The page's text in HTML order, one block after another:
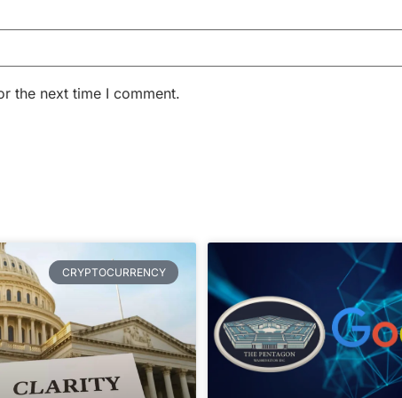
the next time I comment.
CRYPTOCURRENCY